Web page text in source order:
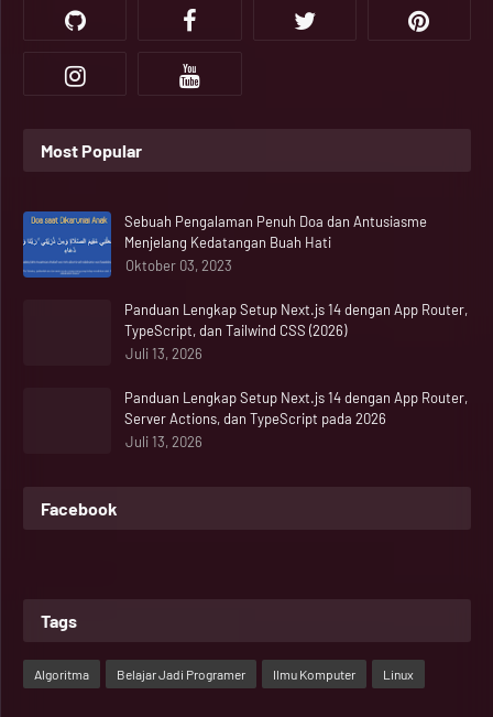
Most Popular
Sebuah Pengalaman Penuh Doa dan Antusiasme
Menjelang Kedatangan Buah Hati
Oktober 03, 2023
Panduan Lengkap Setup Next.js 14 dengan App Router,
TypeScript, dan Tailwind CSS (2026)
Juli 13, 2026
Panduan Lengkap Setup Next.js 14 dengan App Router,
Server Actions, dan TypeScript pada 2026
Juli 13, 2026
Facebook
Tags
Algoritma Belajar Jadi Programer Ilmu Komputer Linux